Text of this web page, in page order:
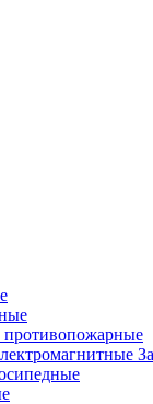
противопожарные